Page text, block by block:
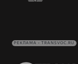
РЕКЛАМА • TRANSVOC.RU